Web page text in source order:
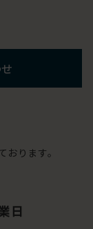
ります。
日